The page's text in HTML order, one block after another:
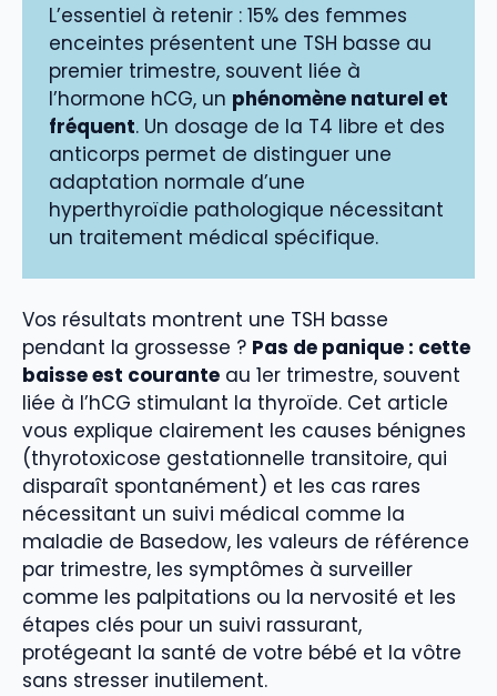
L’essentiel à retenir : 15% des femmes
enceintes présentent une TSH basse au
premier trimestre, souvent liée à
l’hormone hCG, un phénomène naturel et
fréquent. Un dosage de la T4 libre et des
anticorps permet de distinguer une
adaptation normale d’une
hyperthyroïdie pathologique nécessitant
un traitement médical spécifique.
Vos résultats montrent une TSH basse
pendant la grossesse ? Pas de panique : cette
baisse est courante au 1er trimestre, souvent
liée à l’hCG stimulant la thyroïde. Cet article
vous explique clairement les causes bénignes
(thyrotoxicose gestationnelle transitoire, qui
disparaît spontanément) et les cas rares
nécessitant un suivi médical comme la
maladie de Basedow, les valeurs de référence
par trimestre, les symptômes à surveiller
comme les palpitations ou la nervosité et les
étapes clés pour un suivi rassurant,
protégeant la santé de votre bébé et la vôtre
sans stresser inutilement.